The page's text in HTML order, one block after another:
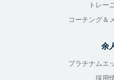
トレー
コーチング＆
余
プラチナムエ